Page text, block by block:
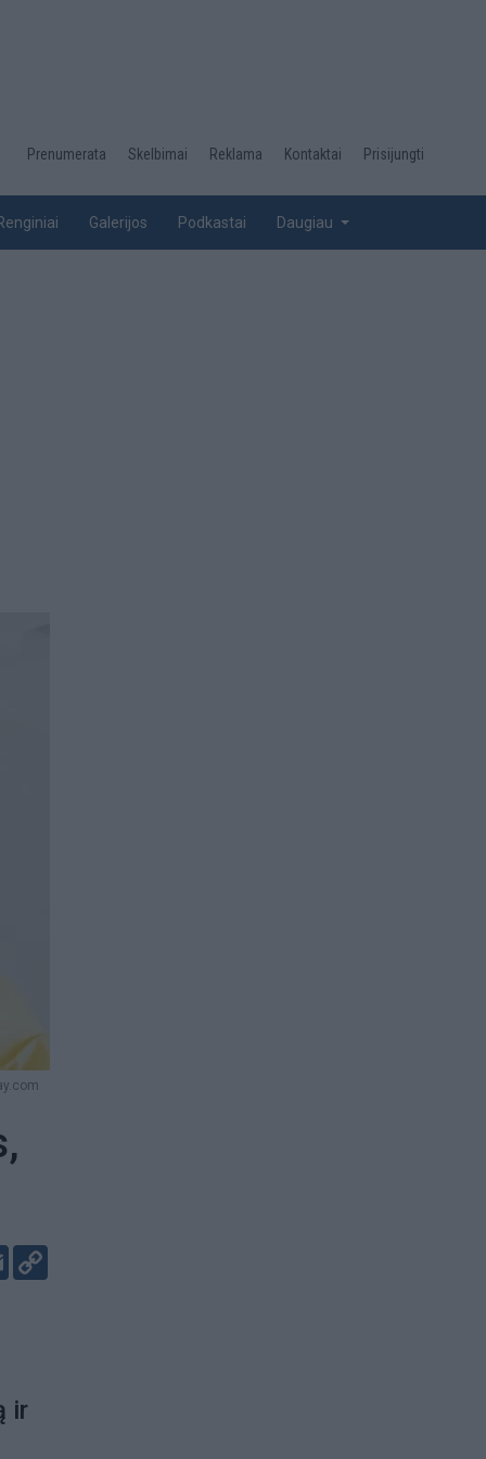
Desktop
top
Prenumerata Skelbimai Reklama Kontaktai Prisijungti
Galerijos Podkastai Daugiau
Email
ir